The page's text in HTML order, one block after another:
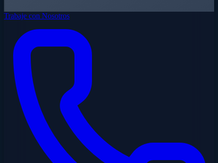
Trabaje con Nosotros